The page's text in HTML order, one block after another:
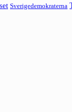
Sverigedemokraterna